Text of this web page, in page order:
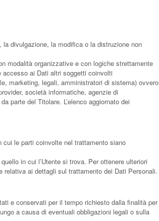
divulgazione, la modifica o la distruzione non
modalità organizzative e con logiche strettamente
ai Dati altri soggetti coinvolti
marketing, legali, amministratori di sistema) ovvero
società informatiche, agenzie di
parte del Titolare. L’elenco aggiornato dei
le parti coinvolte nel trattamento siano
in cui l’Utente si trova. Per ottenere ulteriori
relativa ai dettagli sul trattamento dei Dati Personali.
e conservati per il tempo richiesto dalla finalità per
a causa di eventuali obbligazioni legali o sulla